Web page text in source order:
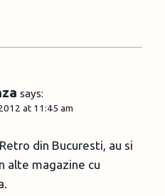
says:
at 11:45 am
din Bucuresti, au si
alte magazine cu